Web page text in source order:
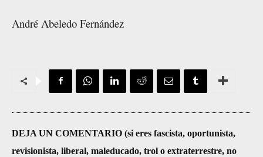
André Abeledo Fernández
DEJA UN COMENTARIO (si eres fascista, oportunista,
revisionista, liberal, maleducado, trol o extraterrestre, no